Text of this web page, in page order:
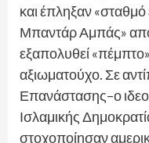
και έπληξαν
Μπαντάρ Αμπάς»
εξαπολυθεί
αξιωματούχο. Σε
Επανάστασης–ο
Ισλαμικής
στοχοποίησαν